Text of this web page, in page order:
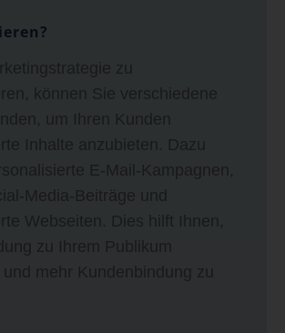
zu
können Sie verschiedene
um Ihren Kunden
Inhalte anzubieten. Dazu
E-Mail-Kampagnen,
Media-Beiträge und
Webseiten. Dies hilft Ihnen,
zu Ihrem Publikum
mehr Kundenbindung zu